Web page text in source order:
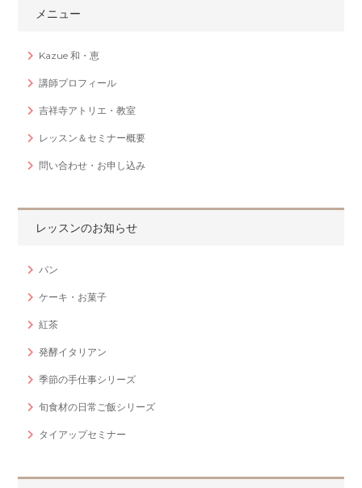
メニュー
Kazue 和・恵
講師プロフィール
吉祥寺アトリエ・教室
レッスン＆セミナー概要
問い合わせ・お申し込み
レッスンのお知らせ
パン
ケーキ・お菓子
紅茶
発酵イタリアン
季節の手仕事シリーズ
旬食材の日常ご飯シリーズ
タイアップセミナー